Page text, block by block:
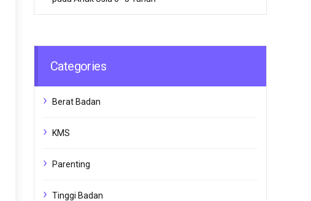
Categories
Berat Badan
KMS
Parenting
Tinggi Badan